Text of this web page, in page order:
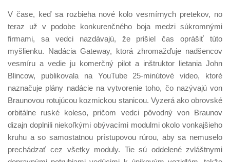
V čase, keď sa rozbieha nové kolo vesmírnych pretekov, no
teraz už v podobe konkurenčného boja medzi súkromnými
firmami, sa vedci nazdávajú, že prišiel čas oprášiť túto
myšlienku. Nadácia Gateway, ktorá zhromažďuje nadšencov
vesmíru a vedie ju komerčný pilot a inštruktor lietania John
Blincow, publikovala na YouTube 25-minútové video, ktoré
naznačuje plány nadácie na vytvorenie toho, čo nazývajú von
Braunovou rotujúcou kozmickou stanicou. Vyzerá ako obrovské
orbitálne ruské koleso, pričom vedci pôvodný von Braunov
dizajn doplnili niekoľkými obývacími modulmi okolo vonkajšieho
kruhu a so samostatnou prístupovou rúrou, aby sa nemuselo
prechádzať cez všetky moduly. Tie sú oddelené zvláštnymi